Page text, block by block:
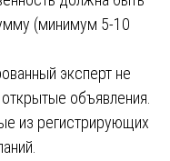
(минимум 5-10
эксперт не
объявления.
из регистрирующих